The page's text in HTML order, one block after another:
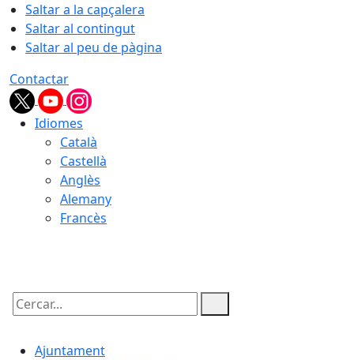
Saltar a la capçalera
Saltar al contingut
Saltar al peu de pàgina
Contactar
Idiomes
Català
Castellà
Anglès
Alemany
Francès
Cercar:
Ajuntament